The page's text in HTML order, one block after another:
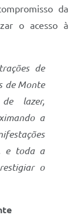
da
o acesso à
de
de Monte
lazer,
a
e toda a
o